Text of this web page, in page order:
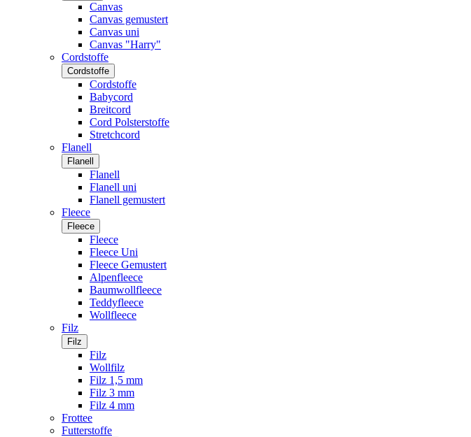
Canvas
Canvas gemustert
Canvas uni
Canvas "Harry"
Cordstoffe
Cordstoffe
Cordstoffe
Babycord
Breitcord
Cord Polsterstoffe
Stretchcord
Flanell
Flanell
Flanell
Flanell uni
Flanell gemustert
Fleece
Fleece
Fleece
Fleece Uni
Fleece Gemustert
Alpenfleece
Baumwollfleece
Teddyfleece
Wollfleece
Filz
Filz
Filz
Wollfilz
Filz 1,5 mm
Filz 3 mm
Filz 4 mm
Frottee
Futterstoffe